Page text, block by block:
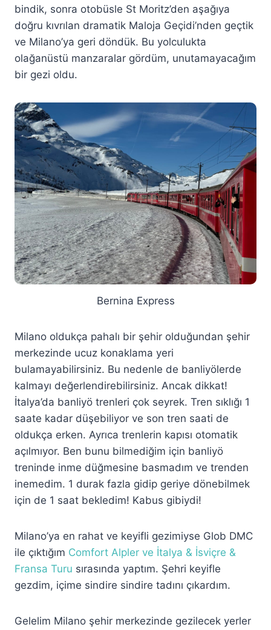
bindik, sonra otobüsle St Moritz’den aşağıya
doğru kıvrılan dramatik Maloja Geçidi’nden geçtik
ve Milano’ya geri döndük. Bu yolculukta
olağanüstü manzaralar gördüm, unutamayacağım
bir gezi oldu.
Bernina Express
Milano oldukça pahalı bir şehir olduğundan şehir
merkezinde ucuz konaklama yeri
bulamayabilirsiniz. Bu nedenle de banliyölerde
kalmayı değerlendirebilirsiniz. Ancak dikkat!
İtalya’da banliyö trenleri çok seyrek. Tren sıklığı 1
saate kadar düşebiliyor ve son tren saati de
oldukça erken. Ayrıca trenlerin kapısı otomatik
açılmıyor. Ben bunu bilmediğim için banliyö
treninde inme düğmesine basmadım ve trenden
inemedim. 1 durak fazla gidip geriye dönebilmek
için de 1 saat bekledim! Kabus gibiydi!
Milano’ya en rahat ve keyifli gezimiyse Glob DMC
ile çıktığım Comfort Alpler ve İtalya & İsviçre &
Fransa Turu sırasında yaptım. Şehri keyifle
gezdim, içime sindire sindire tadını çıkardım.
Gelelim Milano şehir merkezinde gezilecek yerler